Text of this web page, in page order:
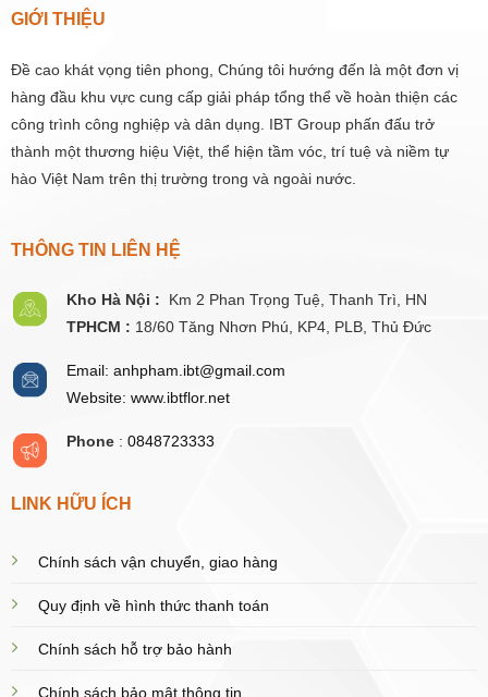
GIỚI THIỆU
Đề cao khát vọng tiên phong, Chúng tôi hướng đến là một đơn vị
hàng đầu khu vực cung cấp giải pháp tổng thể về hoàn thiện các
công trình công nghiệp và dân dụng. IBT Group phấn đấu trở
thành một thương hiệu Việt, thể hiện tầm vóc, trí tuệ và niềm tự
hào Việt Nam trên thị trường trong và ngoài nước.
THÔNG TIN LIÊN HỆ
Kho Hà Nội : Km 2 Phan Trọng Tuệ, Thanh Trì, HN
TPHCM : 18/60 Tăng Nhơn Phú, KP4, PLB, Thủ Đức
Email: anhpham.ibt@gmail.com
Website: www.ibtflor.net
Phone: 0848723333
LINK HỮU ÍCH
Chính sách vận chuyển, giao hàng
Quy định về hình thức thanh toán
Chính sách hỗ trợ bảo hành
Chính sách bảo mật thông tin